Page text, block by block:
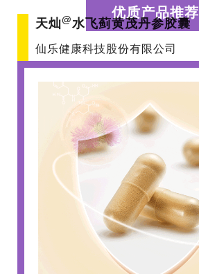
优质产品推荐
天灿@ 水飞蓟黄茂丹参胶囊
仙乐健康科技股份有限公司